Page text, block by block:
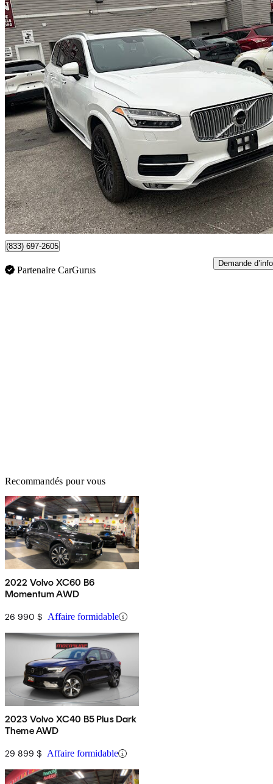
2019 Volvo XC90
T6 Inscription AWD118 065 km
24 990 $ Affaire
439 $/mois env.
Toronto, ON
(833) 697-2605
Partenaire CarGurus
Demande d’info
Recommandés pour vous
2022 Volvo XC60 B6
Momentum AWD
26 990 $ Affaire formidable
2023 Volvo XC40 B5 Plus Dark
Theme AWD
29 899 $ Affaire formidable